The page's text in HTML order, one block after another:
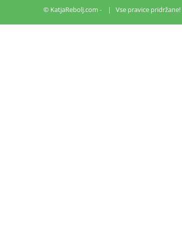
© KatjaRebolj.com - | Vse pravice